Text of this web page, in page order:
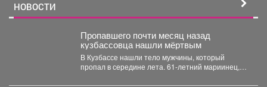
НОВОСТИ
Пропавшего почти месяц назад
кузбассовца нашли мёртвым
В Кузбассе нашли тело мужчины, который
пропал в середине лета. 61-летний мариинец,